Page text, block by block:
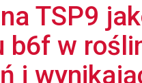
TSP9
b6f w
i